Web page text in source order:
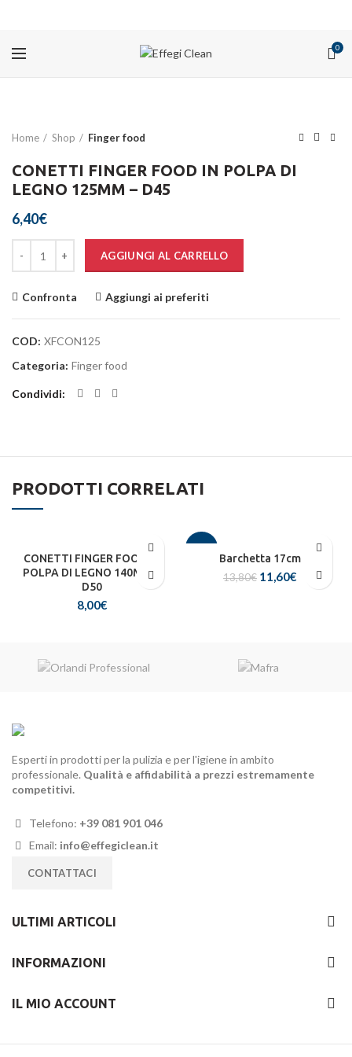
0
Home Shop Finger food
CONETTI FINGER FOOD IN POLPA DI
LEGNO 125MM – D45
6,40€
AGGIUNGI AL CARRELLO
Confronta Aggiungi ai preferiti
COD: XFCON125
Categoria: Finger food
Condividi
PRODOTTI CORRELATI
CONETTI FINGER FOOD IN
POLPA DI LEGNO 140MM –
D50
8,00€
Barchetta 17cm
13,80€ Il
11,60€
Esperti in prodotti per la pulizia e per l'igiene in ambito
professionale. Qualità e affidabilità a prezzi estremamente
competitivi.
Telefono: +39 081 901 046
Email: info@effegiclean.it
CONTATTACI
ULTIMI ARTICOLI
INFORMAZIONI
IL MIO ACCOUNT